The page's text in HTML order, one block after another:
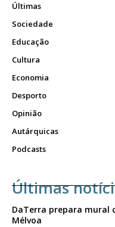
Últimas
Sociedade
Educação
Cultura
Economia
Desporto
Opinião
Autárquicas
Podcasts
Últimas
DaTerra prepara mural
Mélvoa